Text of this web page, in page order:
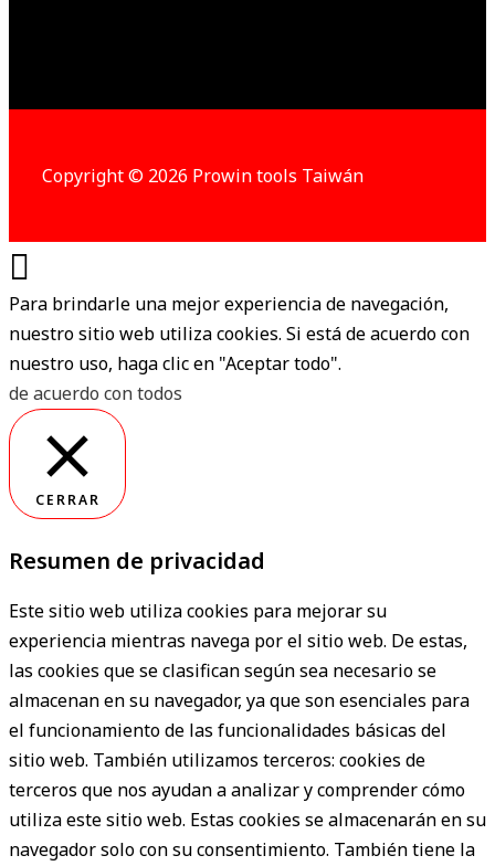
Copyright © 2026 Prowin tools Taiwán
Para brindarle una mejor experiencia de navegación,
nuestro sitio web utiliza cookies. Si está de acuerdo con
nuestro uso, haga clic en "Aceptar todo".
de acuerdo con todos
CERRAR
Resumen de privacidad
Este sitio web utiliza cookies para mejorar su
experiencia mientras navega por el sitio web. De estas,
las cookies que se clasifican según sea necesario se
almacenan en su navegador, ya que son esenciales para
el funcionamiento de las funcionalidades básicas del
sitio web. También utilizamos terceros: cookies de
terceros que nos ayudan a analizar y comprender cómo
utiliza este sitio web. Estas cookies se almacenarán en su
navegador solo con su consentimiento. También tiene la